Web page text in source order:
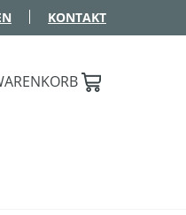
KONTAKT